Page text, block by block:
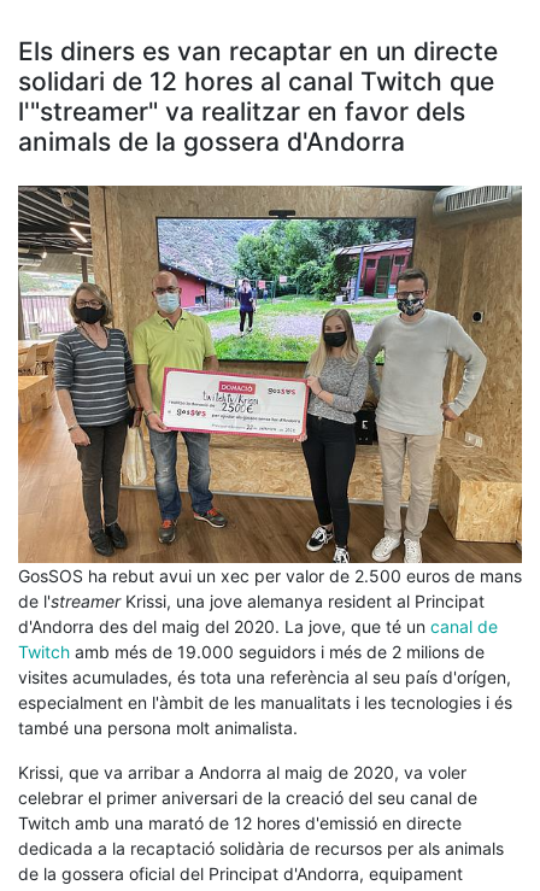
Els diners es van recaptar en un directe
solidari de 12 hores al canal Twitch que
l'"streamer" va realitzar en favor dels
animals de la gossera d'Andorra
GosSOS ha rebut avui un xec per valor de 2.500 euros de mans
de l'streamerKrissi, una jove alemanya resident al Principat
d'Andorra des del maig del 2020. La jove, que té un canal de
Twitch amb més de 19.000 seguidors i més de 2 milions de
visites acumulades, és tota una referència al seu país d'orígen,
especialment en l'àmbit de les manualitats i les tecnologies i és
també una persona molt animalista.
Krissi, que va arribar a Andorra al maig de 2020, va voler
celebrar el primer aniversari de la creació del seu canal de
Twitch amb una marató de 12 hores d'emissió en directe
dedicada a la recaptació solidària de recursos per als animals
de la gossera oficial del Principat d'Andorra, equipament